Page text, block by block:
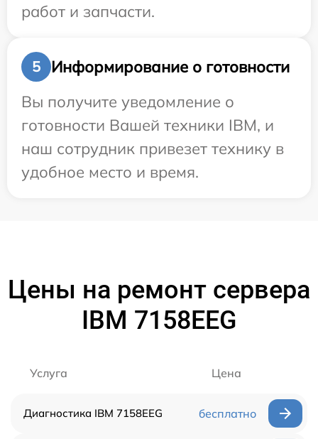
работ и запчасти.
5
Информирование о готовности
Вы получите уведомление о
готовности Вашей техники IBM, и
наш сотрудник привезет технику в
удобное место и время.
Цены на ремонт сервера
IBM 7158EEG
Услуга Цена
Диагностика IBM 7158EEG бесплатно